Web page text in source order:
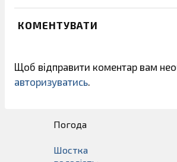
КОМЕНТУВАТИ
Щоб відправити коментар вам
авторизуватись.
Погода
Шостка